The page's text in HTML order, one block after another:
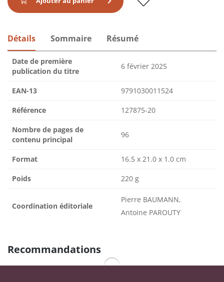
Détails Sommaire Résumé
Date de première
publication du titre
6 février 2025
EAN-13 9791030011524
Référence 127875-20
Nombre de pages de
contenu principal
96
Format 16.5 x 21.0 x 1.0 cm
Poids 220 g
Coordination éditoriale
Pierre BAUMANN,
Antoine PAROUTY
Recommandations